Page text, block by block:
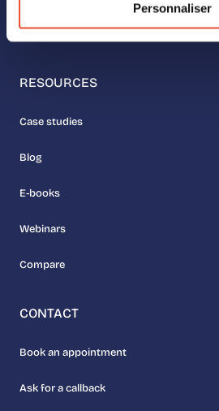
Personnaliser
RESOURCES
Case studies
Blog
E-books
Webinars
Compare
CONTACT
Book an appointment
Ask for a callback